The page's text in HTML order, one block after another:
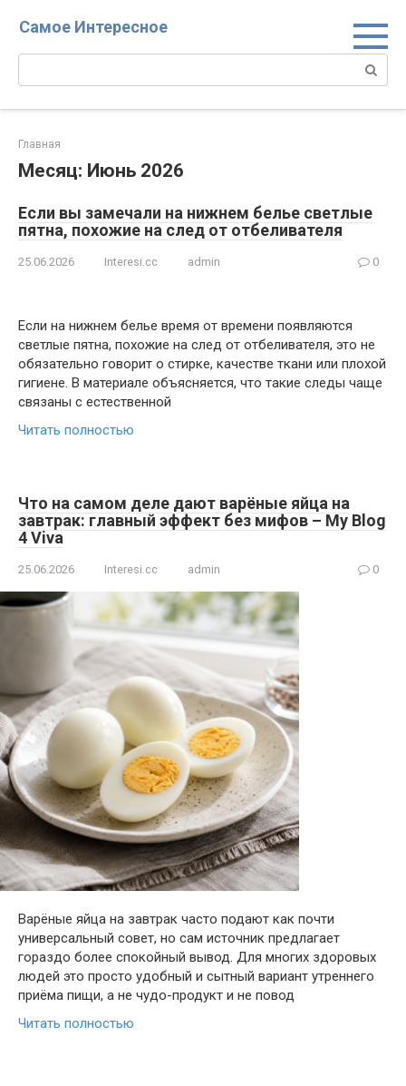
Самое Интересное
Поиск:
Главная
Месяц: Июнь 2026
Если вы замечали на нижнем белье светлые
пятна, похожие на след от отбеливателя
25.06.2026 Interesi.cc admin 0
Если на нижнем белье время от времени появляются
светлые пятна, похожие на след от отбеливателя, это не
обязательно говорит о стирке, качестве ткани или плохой
гигиене. В материале объясняется, что такие следы чаще
связаны с естественной
Читать полностью
Что на самом деле дают варёные яйца на
завтрак: главный эффект без мифов – My Blog
4 Viva
25.06.2026 Interesi.cc admin 0
Варёные яйца на завтрак часто подают как почти
универсальный совет, но сам источник предлагает
гораздо более спокойный вывод. Для многих здоровых
людей это просто удобный и сытный вариант утреннего
приёма пищи, а не чудо-продукт и не повод
Читать полностью